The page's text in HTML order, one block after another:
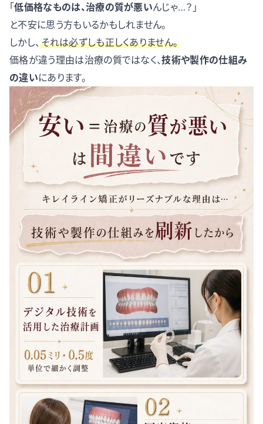
「低価格なものは、治療の質が悪いんじゃ…？」
と不安に思う方もいるかもしれません。
しかし、それは必ずしも正しくありません。
価格が違う理由は治療の質ではなく、技術や製作の仕組み
の違いにあります。